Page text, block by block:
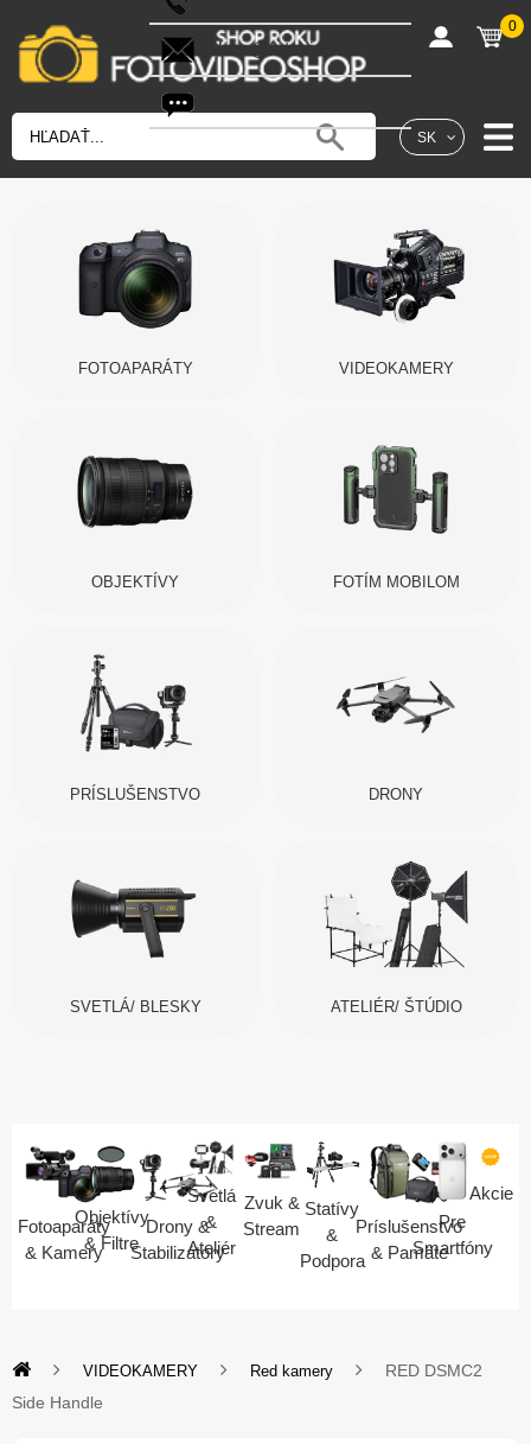
SK
shop@fotovideoshop.sk
0
FOTOAPARÁTY VIDEOKAMERY
OBJEKTÍVY FOTÍM MOBILOM
PRÍSLUŠENSTVO DRONY
SVETLÁ/ BLESKY ATELIÉR/ ŠTÚDIO
Fotoaparáty
& Kamery
Objektívy
& Filtre
Drony &
Stabilizátory
Svetlá
&
Ateliér
Zvuk &
Stream
Statívy
&
Podpora
Príslušenstvo
& Pamäte
Pre
Smartfóny
Akcie
VIDEOKAMERY Red kamery
RED DSMC2
Side Handle